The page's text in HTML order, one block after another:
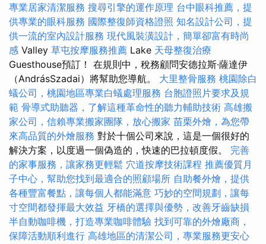
專業居家清潔服務 搜尋引擎的運作原理 台中眼科推薦，提
供專業的眼科服務 國際整復師資格證照 知名設計公司，提
供一流的室內設計服務 現代風裝潢設計，簡單卻富有時尚
感 Valley 草屯按摩服務推薦 Lake 天母整復治療
Guesthouse預訂！ 在規則中，稅務顧問安德拉斯·薩達伊
（AndrásSzadai）將幫助您導航。 大里整骨服務 桃園除白
蟻公司，桃園地區專業白蟻處理服務 台胞證照片要求及規
範 骨導式助聽器，了解這種革命性的聽力輔助技術 高雄搬
家公司，信賴專業搬家團隊，放心搬家 苗栗外燴，為您帶
來高品質的外燴服務 對於十個公司來說，這是一個很好的
解決方案，以度過一個偽造的，快速的巴拉頓度假。 完善
的家事服務，讓家務更輕鬆 穴道按摩技術課程 推薦優質月
子中心，幫助您找到最適合的照顧場所 自助餐外燴，提供
各種豐富餐點，讓每個人都能滿意 巧妙的空間規劃，讓每
寸空間都發揮最大效益 牙橋的選擇與優勢，改善牙齒缺損
半自動咖啡機，打造專業咖啡體驗 找到可靠的外燴廠商，
保障活動順利進行 高雄地區的清潔公司，專業服務更安心